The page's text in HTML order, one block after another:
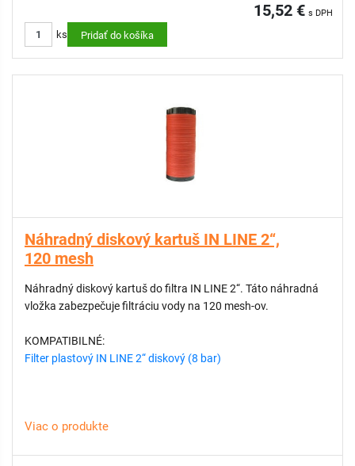
15,52 € s DPH
ks Pridať do košíka
Náhradný diskový kartuš IN LINE 2“,
120 mesh
Náhradný diskový kartuš do filtra IN LINE 2“. Táto náhradná
vložka zabezpečuje filtráciu vody na 120 mesh-ov.
KOMPATIBILNÉ:
Filter plastový IN LINE 2“ diskový (8 bar)
Viac o produkte